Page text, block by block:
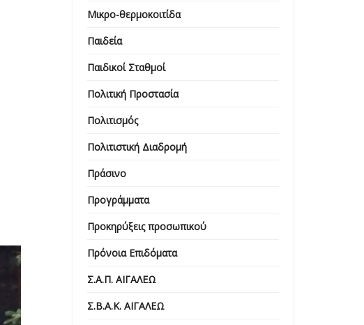
Μικρο-θερμοκοιτίδα
Παιδεία
Παιδικοί Σταθμοί
Πολιτική Προστασία
Πολιτισμός
Πολιτιστική Διαδρομή
Πράσινο
Προγράμματα
Προκηρύξεις προσωπικού
Πρόνοια Επιδόματα
Σ.Α.Π. ΑΙΓΑΛΕΩ
Σ.Β.Α.Κ. ΑΙΓΑΛΕΩ